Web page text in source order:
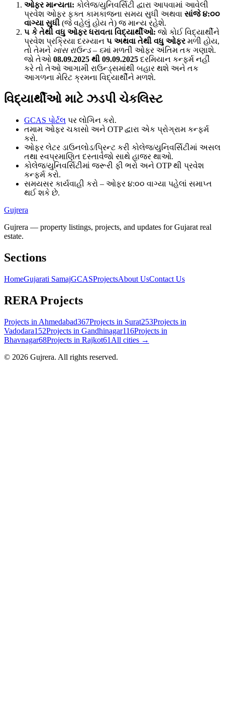
ઓફર માન્યતા: કોલેજ/યુનિવર્સિટી દ્વારા આપવામાં આવેલી
પ્રવેશ ઓફર ફક્ત કામકાજના સમય સુધી અથવા સાંજે ૪:૦૦
વાગ્યા સુધી (જે વહેલું હોય તે) જ માન્ય રહેશે.
૫ કે તેથી વધુ ઓફર ધરાવતા વિદ્યાર્થીઓ: જો કોઈ વિદ્યાર્થીને
પ્રવેશ પ્રક્રિયા દરમ્યાન ૫ અથવા તેથી વધુ ઓફરમળી હોય,
તો તેમને ખાસ રાઉન્ડ – ૬માં મળતી ઓફર અંતિમ તક ગણાશે.
જો તેઓ 08.09.2025 થી 09.09.2025 દરમિયાન કન્ફર્મ નહીં
કરે તો તેઓ આગામી રાઉન્ડ્સમાંથી બહાર થશે અને તક
આગળના મેરિટ ક્રમના વિદ્યાર્થીને મળશે.
વિદ્યાર્થીઓ માટે ઝડપી ચેકલિસ્ટ
GCAS પોર્ટલ પર લોગિન કરો.
તમામ ઓફર ચકાસો અને OTP દ્વારા એક પ્રોગ્રામ કન્ફર્મ
કરો.
ઓફર લેટર ડાઉનલોડ/પ્રિન્ટ કરી કોલેજ/યુનિવર્સિટીમાં અસલ
તથા સ્વપ્રમાણિત દસ્તાવેજો સાથે હાજર થાઓ.
કોલેજ/યુનિવર્સિટીમાં જરૂરી ફી ભરો અને OTP થી પ્રવેશ
કન્ફર્મ કરો.
સમયસર કાર્યવાહી કરો – ઓફર ૪:૦૦ વાગ્યા પહેલાં સમાપ્ત
થઈ શકે છે.
Gujrera
Gujrera — property listings, projects, and updates for Gujarat real
estate.
Sections
HomeGujarati SamajGCASProjectsAbout UsContact Us
RERA Projects
Projects in Ahmedabad367Projects in Surat253Projects in
Vadodara152Projects in Gandhinagar116Projects in
Bhavnagar68Projects in Rajkot61 All cities →
© 2026 Gujrera. All rights reserved.